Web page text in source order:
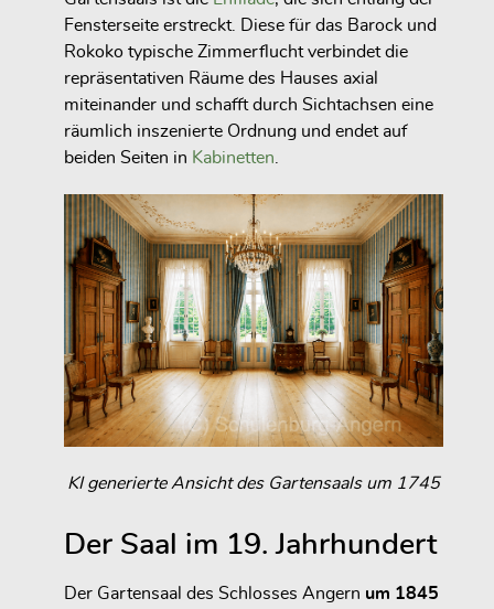
Fensterseite erstreckt. Diese für das Barock und
Rokoko typische Zimmerflucht verbindet die
repräsentativen Räume des Hauses axial
miteinander und schafft durch Sichtachsen eine
räumlich inszenierte Ordnung und endet auf
beiden Seiten in Kabinetten
KI generierte Ansicht des Gartensaals um 1745
Der Saal im 19. Jahrhundert
Der Gartensaal des Schlosses Angern um 1845